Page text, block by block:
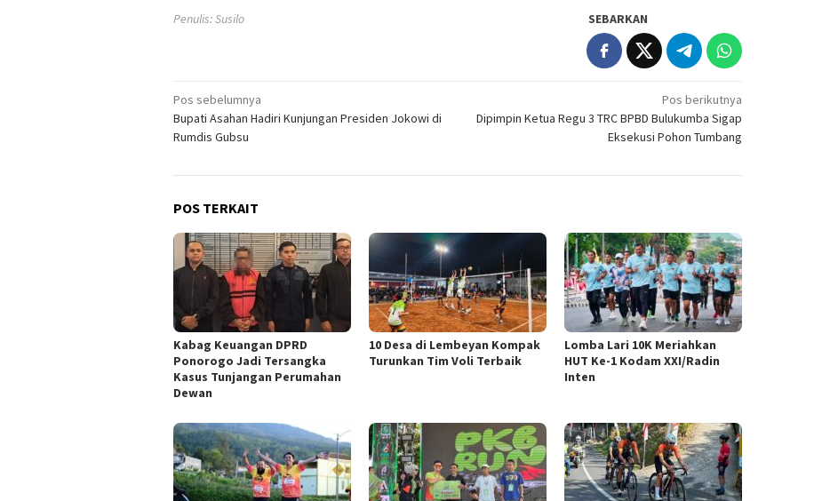
Penulis: Susilo SEBARKAN
Navigasi
pos
Pos sebelumnya
Bupati Asahan Hadiri Kunjungan Presiden Jokowi di
Rumdis Gubsu
Pos berikutnya
Dipimpin Ketua Regu 3 TRC BPBD Bulukumba Sigap
Eksekusi Pohon Tumbang
POS TERKAIT
Kabag Keuangan DPRD
Ponorogo Jadi Tersangka
Kasus Tunjangan Perumahan
Dewan
10 Desa di Lembeyan Kompak
Turunkan Tim Voli Terbaik
Lomba Lari 10K Meriahkan
HUT Ke-1 Kodam XXI/Radin
Inten